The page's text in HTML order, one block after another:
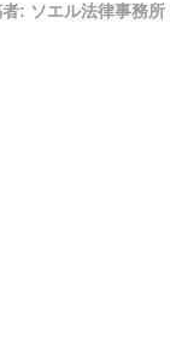
: ソエル法律事務所